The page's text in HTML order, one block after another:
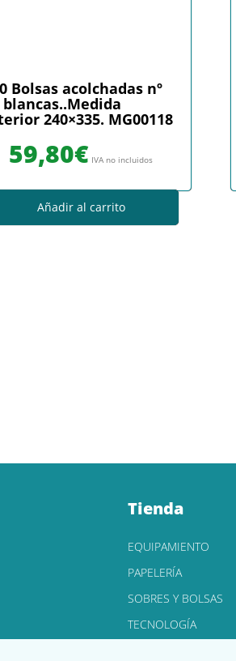
Bolsas acolchadas nº
blancas..Medida
240×335. MG00118
59,80€ IVA no incluidos
Añadir al carrito
Tienda
EQUIPAMIENTO
PAPELERÍA
SOBRES Y BOLSAS
TECNOLOGÍA